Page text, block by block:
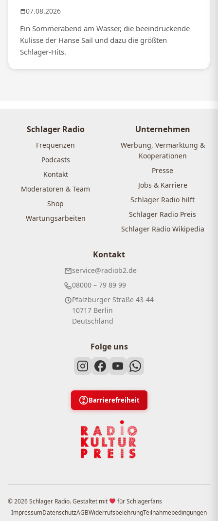
07.08.2026
Ein Sommerabend am Wasser, die beeindruckende
Kulisse der Hanse Sail und dazu die größten
Schlager-Hits.
Schlager Radio
Frequenzen
Podcasts
Kontakt
Moderatoren & Team
Shop
Wartungsarbeiten
Unternehmen
Werbung, Vermarktung &
Kooperationen
Presse
Jobs & Karriere
Schlager Radio hilft
Schlager Radio Preis
Schlager Radio Wikipedia
Kontakt
service@radiob2.de
08000 – 79 89 99
Pfalzburger Straße 43-44
10717 Berlin
Deutschland
Folge uns
Barrierefreiheit
© 2026 Schlager Radio. Gestaltet mit
für Schlagerfans
ImpressumDatenschutzAGBWiderrufsbelehrungTeilnahmebedingungen